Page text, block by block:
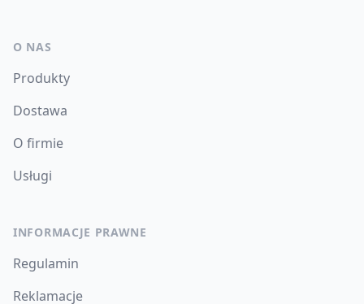
O NAS
Produkty
Dostawa
O firmie
Usługi
INFORMACJE PRAWNE
Regulamin
Reklamacje